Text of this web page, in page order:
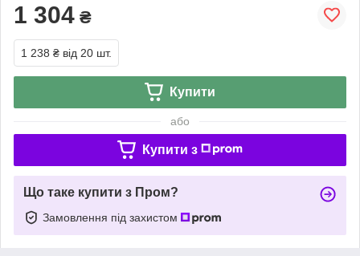
1 304 ₴
1 238 ₴ від 20 шт.
Купити
або
Купити з
Що таке купити з Пром?
Замовлення під захистом